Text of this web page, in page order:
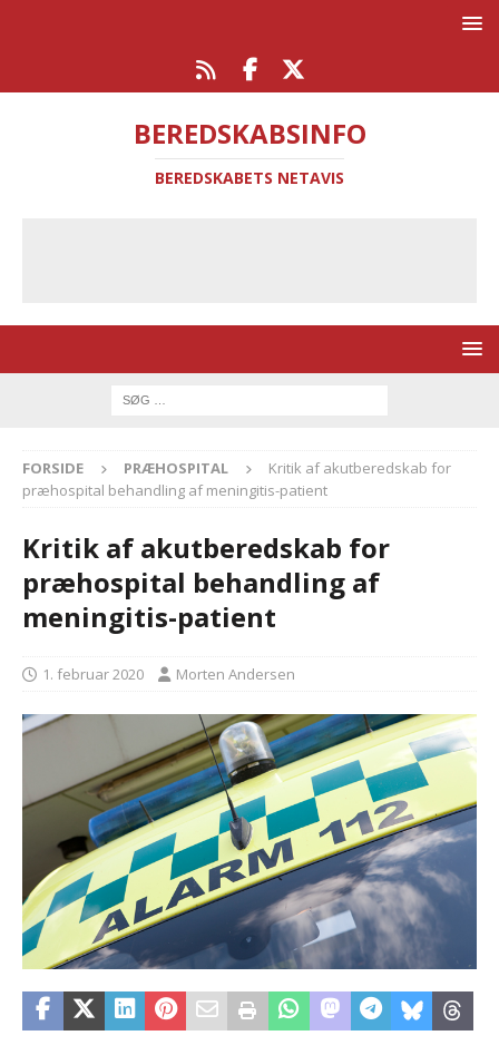
BEREDSKABSINFO
BEREDSKABETS NETAVIS
FORSIDE PRÆHOSPITAL
Kritik af akutberedskab for
præhospital behandling af meningitis-patient
Kritik af akutberedskab for
præhospital behandling af
meningitis-patient
1. februar 2020 Morten Andersen